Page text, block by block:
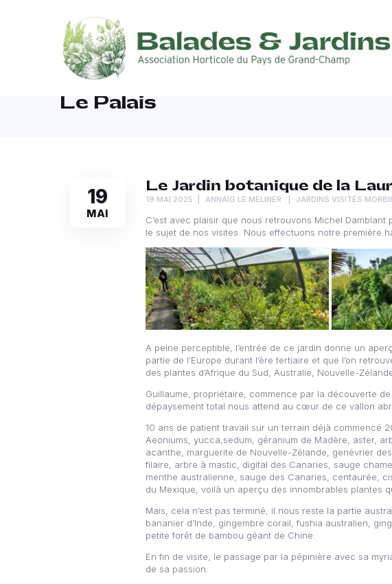
Le Palais
19
MAI
Le Jardin botanique de la
19 MAI 2025 ANNAÏG LE MELINER JARDINS VISITÉS
C’est avec plaisir que nous retrouvons Michel
le sujet de nos visites. Nous effectuons notre première
A peine perceptible, l’entrée de ce jardin donne un
partie de l’Europe durant l’ère tertiaire et que l’on
des plantes d’Afrique du Sud, Australie, Nouvelle-
Guillaume, propriétaire, commence par la découverte
dépaysement total nous attend au cœur de ce vallon
10 ans de patient travail sur un terrain déjà commencé
Aeoniums, yucca,sedum, géranium de Madère, aster,
acanthe, marguerite de Nouvelle-Zélande, genévrier
filaire, arbre à mastic, digital des Canaries, sauge
menthe australienne, sauge des Canaries, centaurée,
du Mexique, voilà un aperçu des innombrables plantes
Mais, cela n’est pas terminé, il nous reste la partie
bananier d’Inde, gingembre corail, fushia australien,
petite forêt de bambou géant de Chine.
En fin de visite, le passage par la pépinière avec sa
de sa passion.